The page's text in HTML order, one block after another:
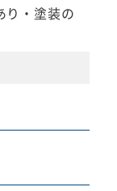
り・塗装の